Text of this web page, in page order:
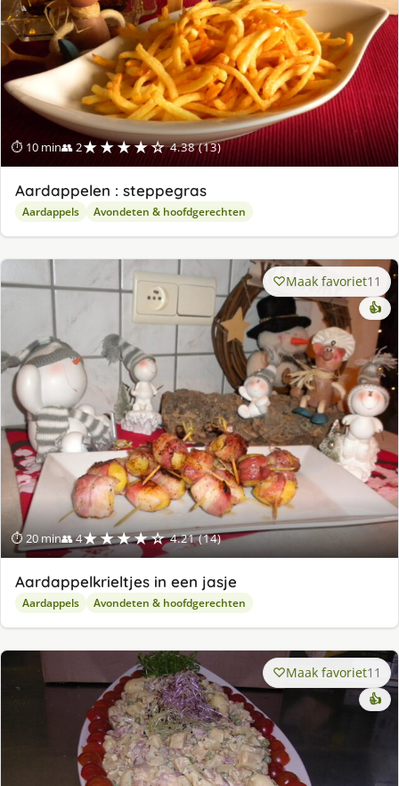
⏱ 10 min👥 2★★★★☆ 4.38 (13)
Aardappelen : steppegras
Aardappels Avondeten & hoofdgerechten
⏱ 20 min👥 4★★★★☆ 4.21 (14)
Maak favoriet11
👍
Aardappelkrieltjes in een jasje
Aardappels Avondeten & hoofdgerechten
Maak favoriet11
👍